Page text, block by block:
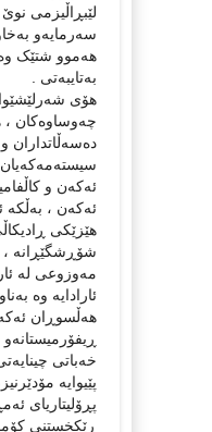
لێبڕاڵیزمی
سەرمایەو
هەموو شتێک
بەتایبەتی .
هۆی
چەوساوەکان ،
دەسەڵاتداران
ئەکەن و
ئەکەن ، بەڵکە
هێزێکی
شۆڕشگێڕانە
مەوزوعی لە
ئارادایە وە
هەڵسوڕان
ڕیفۆرمیستانەو
خەباتی
پێیوایە
پڕۆلیتاریای
ڕێکخستنی